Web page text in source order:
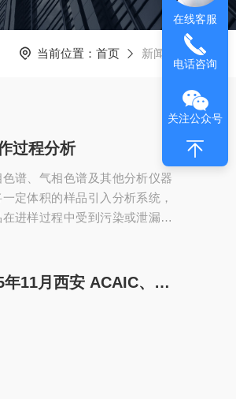
当前位置： 首页 新闻资讯
过程分析
谱、气相色谱及其他分析仪器
定体积的样品引入分析系统，
进样过程中受到污染或泄漏。
多通道进样阀的工作原理：1.进
展会预告 ▏埃癸斯亮相2025年11月西安 ACAIC、杭州在线分析仪器展及广州检博会，诚邀您莅临指导
在线客服
电话咨询
关注公众号